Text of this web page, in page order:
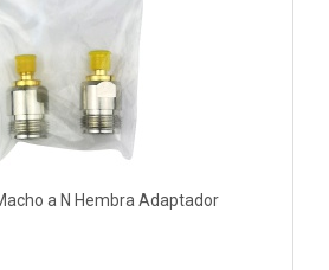
a N Hembra Adaptador